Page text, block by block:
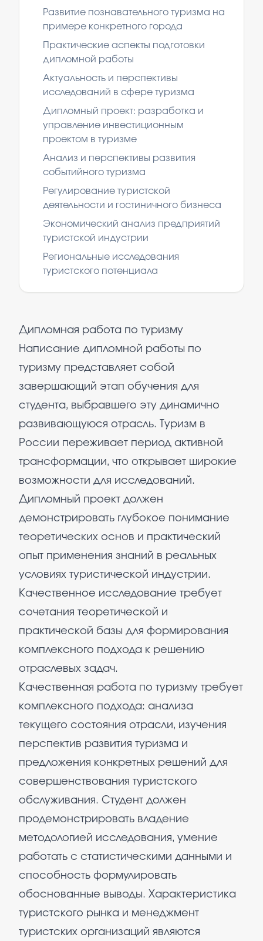
Развитие познавательного туризма на
примере конкретного города
Практические аспекты подготовки
дипломной работы
Актуальность и перспективы
исследований в сфере туризма
Дипломный проект: разработка и
управление инвестиционным
проектом в туризме
Анализ и перспективы развития
событийного туризма
Регулирование туристской
деятельности и гостиничного бизнеса
Экономический анализ предприятий
туристской индустрии
Региональные исследования
туристского потенциала
Дипломная работа по туризму
Написание дипломной работы по
туризму представляет собой
завершающий этап обучения для
студента, выбравшего эту динамично
развивающуюся отрасль. Туризм в
России переживает период активной
трансформации, что открывает широкие
возможности для исследований.
Дипломный проект должен
демонстрировать глубокое понимание
теоретических основ и практический
опыт применения знаний в реальных
условиях туристической индустрии.
Качественное исследование требует
сочетания теоретической и
практической базы для формирования
комплексного подхода к решению
отраслевых задач.
Качественная работа по туризму требует
комплексного подхода: анализа
текущего состояния отрасли, изучения
перспектив развития туризма и
предложения конкретных решений для
совершенствования туристского
обслуживания. Студент должен
продемонстрировать владение
методологией исследования, умение
работать с статистическими данными и
способность формулировать
обоснованные выводы. Характеристика
туристского рынка и менеджмент
туристских организаций являются